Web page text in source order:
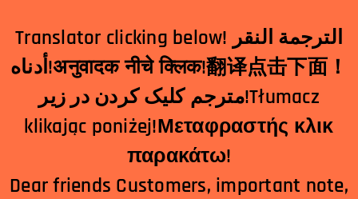
Translator clicking below! الترجمة النقر
أدناه!अनुवादक नीचे क्लिक!翻译点击下面！
مترجم کلیک کردن در زیر!Tłumacz
klikając poniżej!Μεταφραστής κλικ
παρακάτω!
Dear friends Customers, important note,